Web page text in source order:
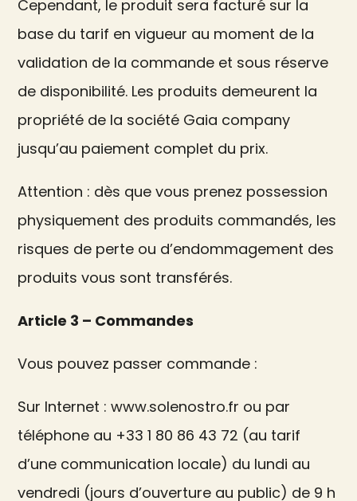
Cependant, le produit sera facturé sur la
base du tarif en vigueur au moment de la
validation de la commande et sous réserve
de disponibilité. Les produits demeurent la
propriété de la société Gaia company
jusqu’au paiement complet du prix.
Attention : dès que vous prenez possession
physiquement des produits commandés, les
risques de perte ou d’endommagement des
produits vous sont transférés.
Article 3 – Commandes
Vous pouvez passer commande :
Sur Internet : www.solenostro.fr ou par
téléphone au +33 1 80 86 43 72 (au tarif
d’une communication locale) du lundi au
vendredi (jours d’ouverture au public) de 9 h